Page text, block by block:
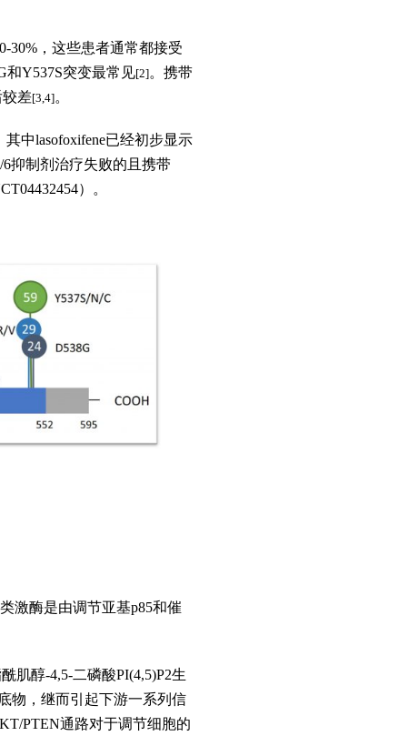
30%，这些患者通常都接受
和Y537S突变最常见[2]。携带
较差[3,4]。
中lasofoxifene已经初步显示
抑制剂治疗失败的且携带
）。
激酶是由调节亚基p85和催
肌醇-4,5-二磷酸PI(4,5)P2生
物，继而引起下游一系列信
PTEN通路对于调节细胞的